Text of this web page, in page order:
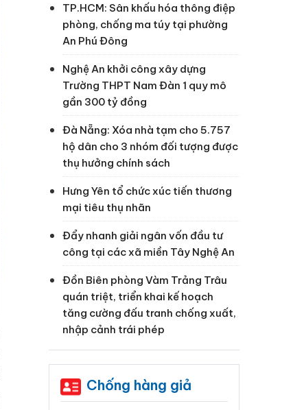
TP.HCM: Sân khấu hóa thông điệp
phòng, chống ma túy tại phường
An Phú Đông
Nghệ An khởi công xây dựng
Trường THPT Nam Đàn 1 quy mô
gần 300 tỷ đồng
Đà Nẵng: Xóa nhà tạm cho 5.757
hộ dân cho 3 nhóm đối tượng được
thụ hưởng chính sách
Hưng Yên tổ chức xúc tiến thương
mại tiêu thụ nhãn
Đẩy nhanh giải ngân vốn đầu tư
công tại các xã miền Tây Nghệ An
Đồn Biên phòng Vàm Trảng Trâu
quán triệt, triển khai kế hoạch
tăng cường đấu tranh chống xuất,
nhập cảnh trái phép
Chống hàng giả